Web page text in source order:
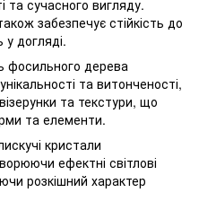
та сучасного вигляду.
забезпечує стійкість до
догляді.
фосильного дерева
та витонченості,
та текстури, що
та елементи.
кристали
ефектні світлові
розкішний характер